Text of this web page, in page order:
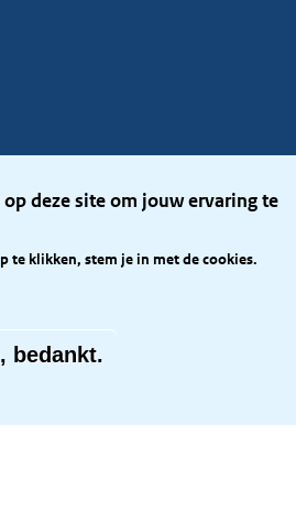
deze site om jouw ervaring te
te klikken, stem je in met de cookies.
bedankt.